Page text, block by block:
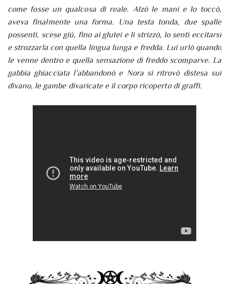
come fosse un qualcosa di reale. Alzò le mani e lo toccò,
aveva finalmente una forma. Una testa tonda, due spalle
possenti, scese giù, fino ai glutei e li strizzò, lo sentì eccitarsi
e strozzarla con quella lingua lunga e fredda. Lui urlò quando
le venne dentro e quella sensazione di freddo scomparve. La
gabbia ghiacciata l’abbandonò e Nora si ritrovò distesa sul
divano, le gambe divaricate e il corpo ricoperto di graffi.